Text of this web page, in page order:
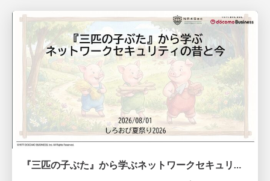
『三匹の子ぶた』から学ぶネットワークセキュリティの昔と今 / Network Security: Then and Now Through the Lens of The Three Little Pigs